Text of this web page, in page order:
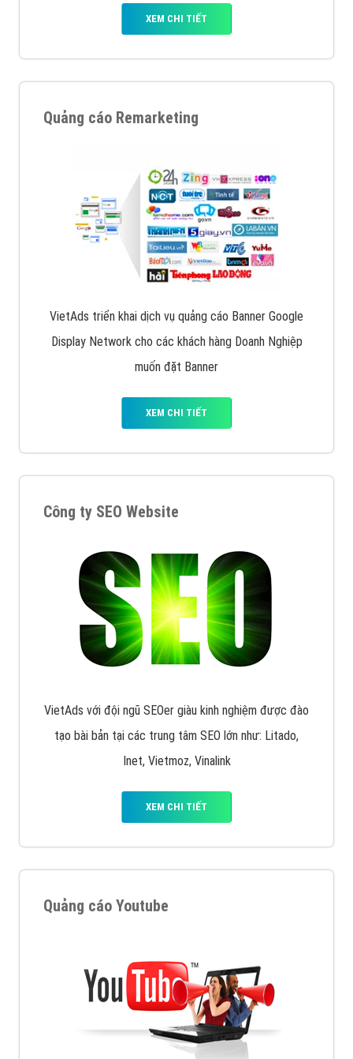
XEM CHI TIẾT
Quảng cáo Remarketing
VietAds triển khai dịch vụ quảng cáo Banner Google
Display Network cho các khách hàng Doanh Nghiệp
muốn đặt Banner
XEM CHI TIẾT
Công ty SEO Website
VietAds với đội ngũ SEOer giàu kinh nghiệm được đào
tạo bài bản tại các trung tâm SEO lớn như: Litado,
Inet, Vietmoz, Vinalink
XEM CHI TIẾT
Quảng cáo Youtube